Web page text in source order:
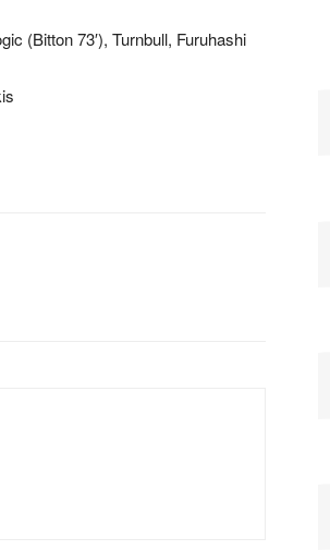
(Bitton 73′), Turnbull, Furuhashi